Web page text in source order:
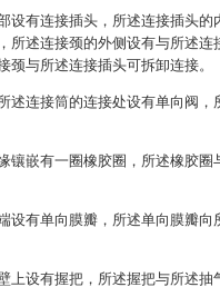
设有连接插头，所述连接插头的
所述连接颈的外侧设有与所述连
颈与所述连接插头可拆卸连接。
述连接筒的连接处设有单向阀，
镶嵌有一圈橡胶圈，所述橡胶圈
设有单向膜瓣，所述单向膜瓣向
上设有握把，所述握把与所述抽